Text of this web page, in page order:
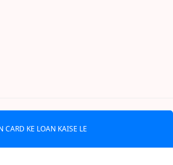
CARD KE LOAN KAISE LE